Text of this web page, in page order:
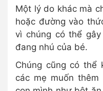
Một lý do khác mà
hoặc đường vào
vì chúng có thể
đang nhú của bé.
Chúng cũng có thể
các mẹ muốn